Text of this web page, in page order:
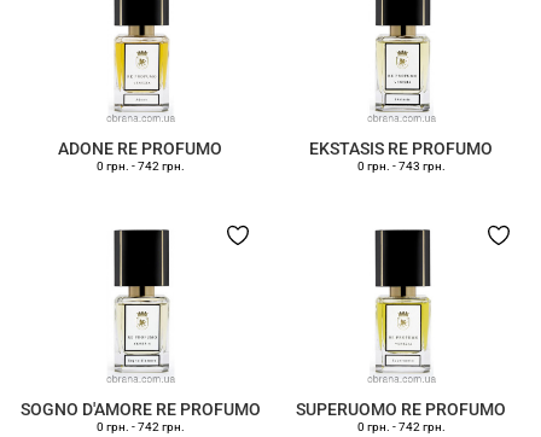
ADONE RE PROFUMO
0 грн. -742 грн.
EKSTASIS RE PROFUMO
0 грн. -743 грн.
SOGNO D'AMORE RE PROFUMO
0 грн. -742 грн.
SUPERUOMO RE PROFUMO
0 грн. -742 грн.